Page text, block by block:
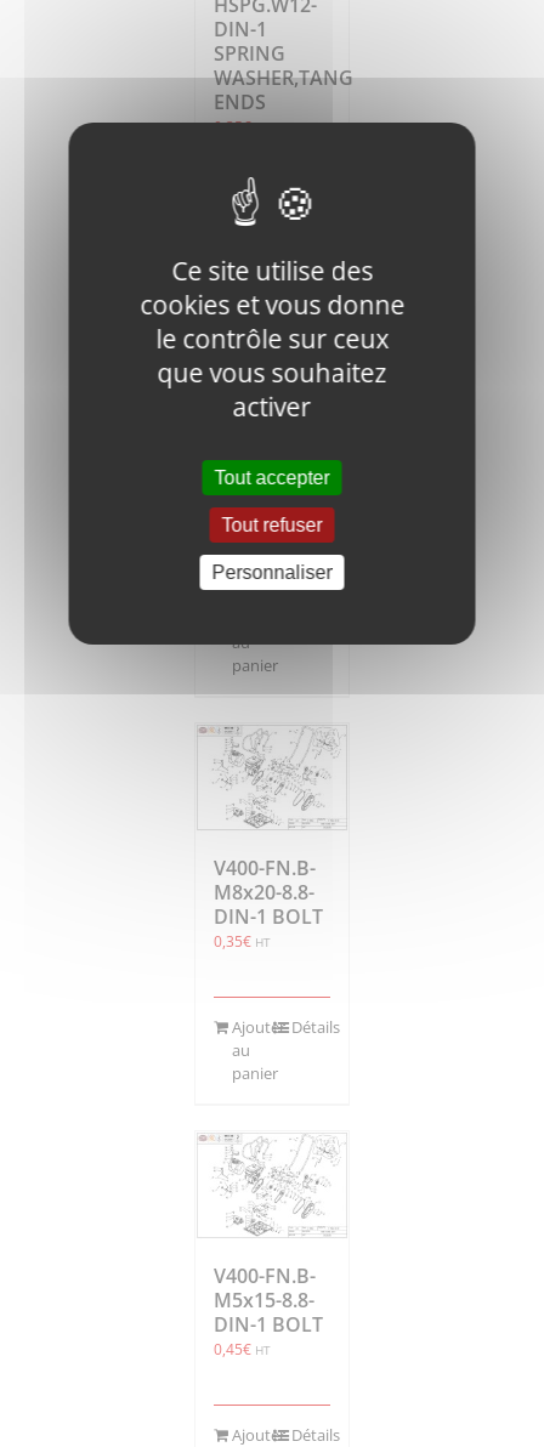
DIN-1
SPRING
WASHER,TANG
ENDS
0,35€ HT
Ajouter
panier
Détails
V400-80-
0409
NAMEPLATE
2,30€ HT
au
panier
V400-FN.B-
M8x20-8.8-
DIN-1 BOLT
0,35€ HT
Ajouter
au
panier
Détails
V400-FN.B-
M5x15-8.8-
DIN-1 BOLT
0,45€ HT
Ajouter Détails
Ce site utilise des
cookies et vous donne
le contrôle sur ceux
que vous souhaitez
activer
Tout accepter
Tout refuser
Personnaliser